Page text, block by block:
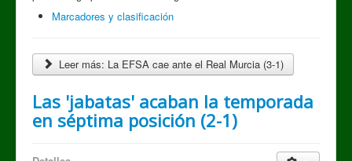
Marcadores y clasificación
Leer más: La EFSA cae ante el Real Murcia (3-1)
Las 'jabatas' acaban la temporada
en séptima posición (2-1)